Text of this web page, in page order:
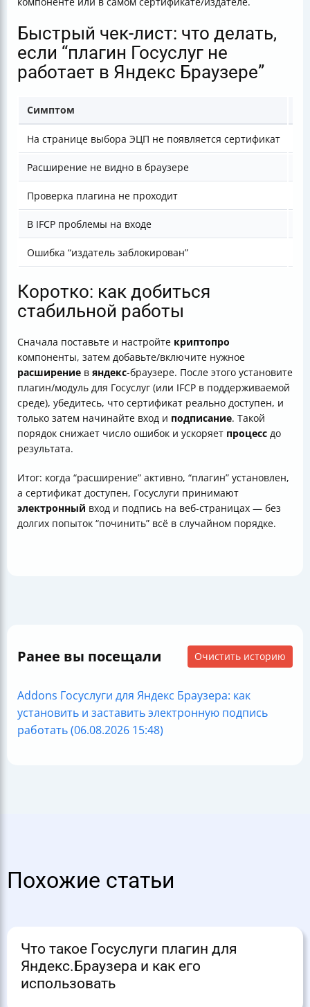
Быстрый чек-лист: что делать,
если “плагин Госуслуг не
работает в Яндекс Браузере”
Симптом
На странице выбора ЭЦП не появляется сертификат
Расширение не видно в браузере
Проверка плагина не проходит
В IFCP проблемы на входе
Ошибка “издатель заблокирован”
Коротко: как добиться
стабильной работы
Сначала поставьте и настройте криптопро
компоненты, затем добавьте/включите нужное
расширение в яндекс-браузере. После этого установите
плагин/модуль для Госуслуг (или IFCP в поддерживаемой
среде), убедитесь, что сертификат реально доступен, и
только затем начинайте вход и подписание. Такой
порядок снижает число ошибок и ускоряет процесс до
результата.
Итог: когда “расширение” активно, “плагин” установлен,
а сертификат доступен, Госуслуги принимают
электронный вход и подпись на веб-страницах — без
долгих попыток “починить” всё в случайном порядке.
Ранее вы посещали Очистить историю
Addons Госуслуги для Яндекс Браузера: как
установить и заставить электронную подпись
работать (06.08.2026 15:48)
Похожие статьи
Что такое Госуслуги плагин для
Яндекс.Браузера и как его
использовать